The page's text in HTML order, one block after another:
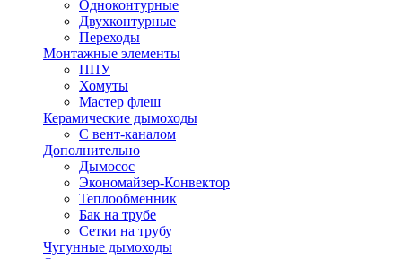
Одноконтурные
Двухконтурные
Переходы
Монтажные элементы
ППУ
Хомуты
Мастер флеш
Керамические дымоходы
С вент-каналом
Дополнительно
Дымосос
Экономайзер-Конвектор
Теплообменник
Бак на трубе
Сетки на трубу
Чугунные дымоходы